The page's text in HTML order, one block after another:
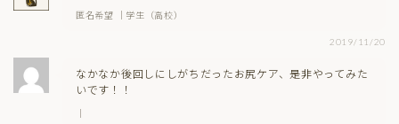
匿名希望 ｜学生（高校）
2019/11/20
なかなか後回しにしがちだったお尻ケア、是非やってみた
いです！！